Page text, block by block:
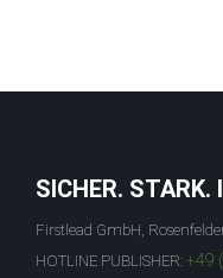
SICHER. STARK.
Firstlead GmbH,
HOTLINE PUBLISHER: +49